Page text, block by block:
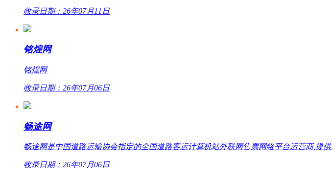
收录日期：26年07月11日
铭煌网
铭煌网
收录日期：26年07月06日
畅途网
畅途网是中国道路运输协会指定的全国道路客运计算机站外联网售票网络平台运营商,提
收录日期：26年07月06日